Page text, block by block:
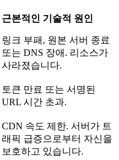
근본적인 기술적 원인
링크 부패, 원본 서버 종료
또는 DNS 장애. 리소스가
사라졌습니다.
토큰 만료 또는 서명된
URL 시간 초과.
CDN 속도 제한. 서버가 트
래픽 급증으로부터 자신을
보호하고 있습니다.